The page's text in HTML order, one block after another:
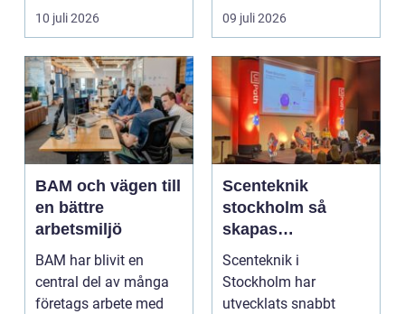
samma bokning. För ...
10 juli 2026
leverantör, vad skilje...
09 juli 2026
BAM och vägen till
en bättre
arbetsmiljö
BAM har blivit en
central del av många
företags arbete med
Scenteknik
stockholm så
skapas
minnesvärda
upplevelser på
scen
Scenteknik i
Stockholm har
utvecklats snabbt